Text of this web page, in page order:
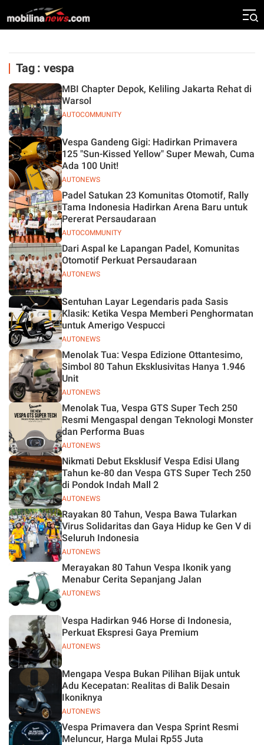
Tag : vespa
AUTOCOMMUNITY
MBI Chapter Depok, Keliling Jakarta Rehat di
Warsol
AUTONEWS
Vespa Gandeng Gigi: Hadirkan Primavera
125 "Sun-Kissed Yellow" Super Mewah, Cuma
Ada 100 Unit!
AUTOCOMMUNITY
Padel Satukan 23 Komunitas Otomotif, Rally
Tama Indonesia Hadirkan Arena Baru untuk
Pererat Persaudaraan
AUTONEWS
Dari Aspal ke Lapangan Padel, Komunitas
Otomotif Perkuat Persaudaraan
AUTONEWS
Sentuhan Layar Legendaris pada Sasis
Klasik: Ketika Vespa Memberi Penghormatan
untuk Amerigo Vespucci
AUTONEWS
Menolak Tua: Vespa Edizione Ottantesimo,
Simbol 80 Tahun Eksklusivitas Hanya 1.946
Unit
AUTONEWS
Menolak Tua, Vespa GTS Super Tech 250
Resmi Mengaspal dengan Teknologi Monster
dan Performa Buas
AUTONEWS
Nikmati Debut Eksklusif Vespa Edisi Ulang
Tahun ke-80 dan Vespa GTS Super Tech 250
di Pondok Indah Mall 2
AUTONEWS
Rayakan 80 Tahun, Vespa Bawa Tularkan
Virus Solidaritas dan Gaya Hidup ke Gen V di
Seluruh Indonesia
AUTONEWS
Merayakan 80 Tahun Vespa Ikonik yang
Menabur Cerita Sepanjang Jalan
AUTONEWS
Vespa Hadirkan 946 Horse di Indonesia,
Perkuat Ekspresi Gaya Premium
AUTONEWS
Mengapa Vespa Bukan Pilihan Bijak untuk
Adu Kecepatan: Realitas di Balik Desain
Ikoniknya
Vespa Primavera dan Vespa Sprint Resmi
Meluncur, Harga Mulai Rp55 Juta